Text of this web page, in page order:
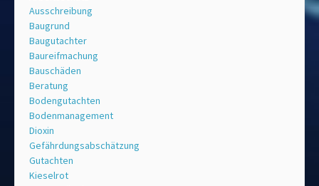
Ausschreibung
Baugrund
Baugutachter
Baureifmachung
Bauschäden
Beratung
Bodengutachten
Bodenmanagement
Dioxin
Gefährdungsabschätzung
Gutachten
Kieselrot